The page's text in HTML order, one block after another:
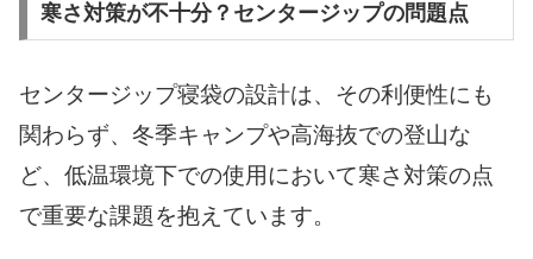
寒さ対策が不十分？センタージップの問題点
センタージップ寝袋の設計は、その利便性にも
関わらず、冬季キャンプや高海抜での登山な
ど、低温環境下での使用において寒さ対策の点
で重要な課題を抱えています。